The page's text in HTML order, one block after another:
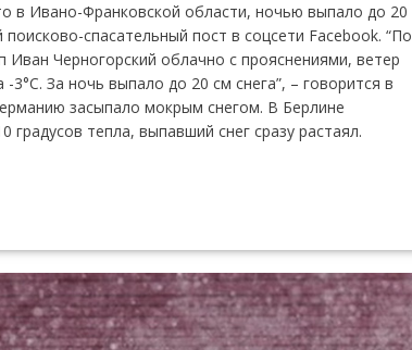
в Ивано-Франковской области, ночью выпало до 20
спасательный пост в соцсети Facebook. “По
Иван Черногорский облачно с прояснениями, ветер
За ночь выпало до 20 см снега”, – говорится в
засыпало мокрым снегом. В Берлине
градусов тепла, выпавший снег сразу растаял.